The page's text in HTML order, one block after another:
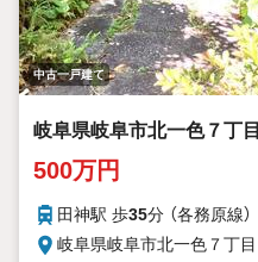
中古一戸建て
岐阜県岐阜市北一色７丁目
500万円
田神駅 歩35分 （各務原線）
岐阜県岐阜市北一色７丁目